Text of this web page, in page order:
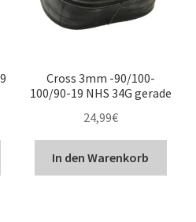
Cross 3mm -90/100-
100/90-19 NHS 34G gerade
24,99€
In den Warenkorb